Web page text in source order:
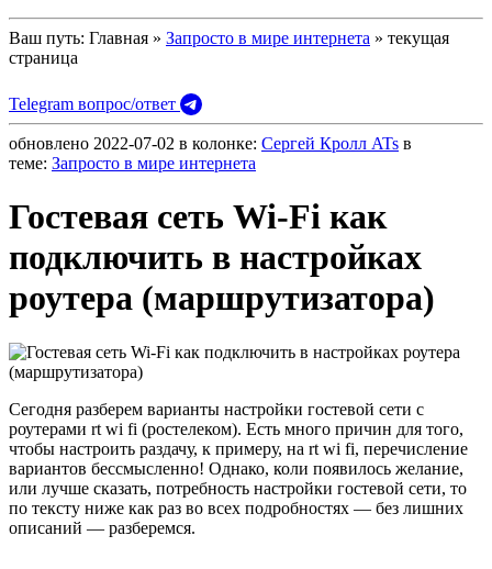
Ваш путь: Главная » Запросто в мире интернета » текущая
страница
Telegram вопрос/ответ
обновлено 2022-07-02 в колонке: Сергей Кролл ATs в
теме: Запросто в мире интернета
Гостевая сеть Wi-Fi как
подключить в настройках
роутера (маршрутизатора)
Сегодня разберем варианты настройки гостевой сети с
роутерами rt wi fi (ростелеком). Есть много причин для того,
чтобы настроить раздачу, к примеру, на rt wi fi, перечисление
вариантов бессмысленно! Однако, коли появилось желание,
или лучше сказать, потребность настройки гостевой сети, то
по тексту ниже как раз во всех подробностях — без лишних
описаний — разберемся.